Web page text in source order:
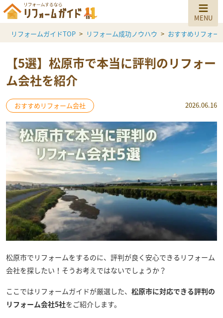
リフォームガイドTOP リフォーム成功ノウハウ おすすめリフォー
【5選】松原市で本当に評判のリフォー
ム会社を紹介
おすすめリフォーム会社 2026.06.16
松原市でリフォームをするのに、評判が良く安心できるリフォーム
会社を探したい！そうお考えではないでしょうか？
ここではリフォームガイドが厳選した、 松原市に対応できる評判の
リフォーム会社5社をご紹介します。